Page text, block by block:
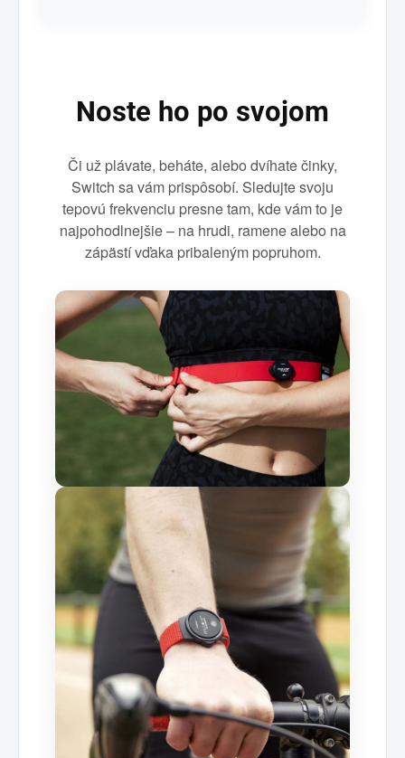
Noste ho po svojom
Či už plávate, beháte, alebo dvíhate činky,
Switch sa vám prispôsobí. Sledujte svoju
tepovú frekvenciu presne tam, kde vám to je
najpohodlnejšie – na hrudi, ramene alebo na
zápästí vďaka pribaleným popruhom.